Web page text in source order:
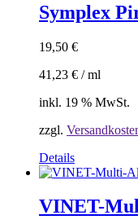
Symplex
19,50 €
41,23 € /ml
inkl. 19 % MwSt.
zzgl.
Details
VINET-